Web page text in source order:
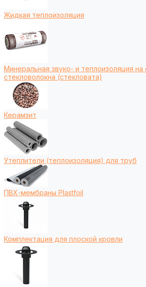
Жидкая теплоизоляция
Минеральная звуко- и теплоизоляция на
стекловолокна (стекловата)
Керамзит
Утеплители (теплоизоляция) для труб
ПВХ-мембраны Plastfoil
Комплектация для плоской кровли